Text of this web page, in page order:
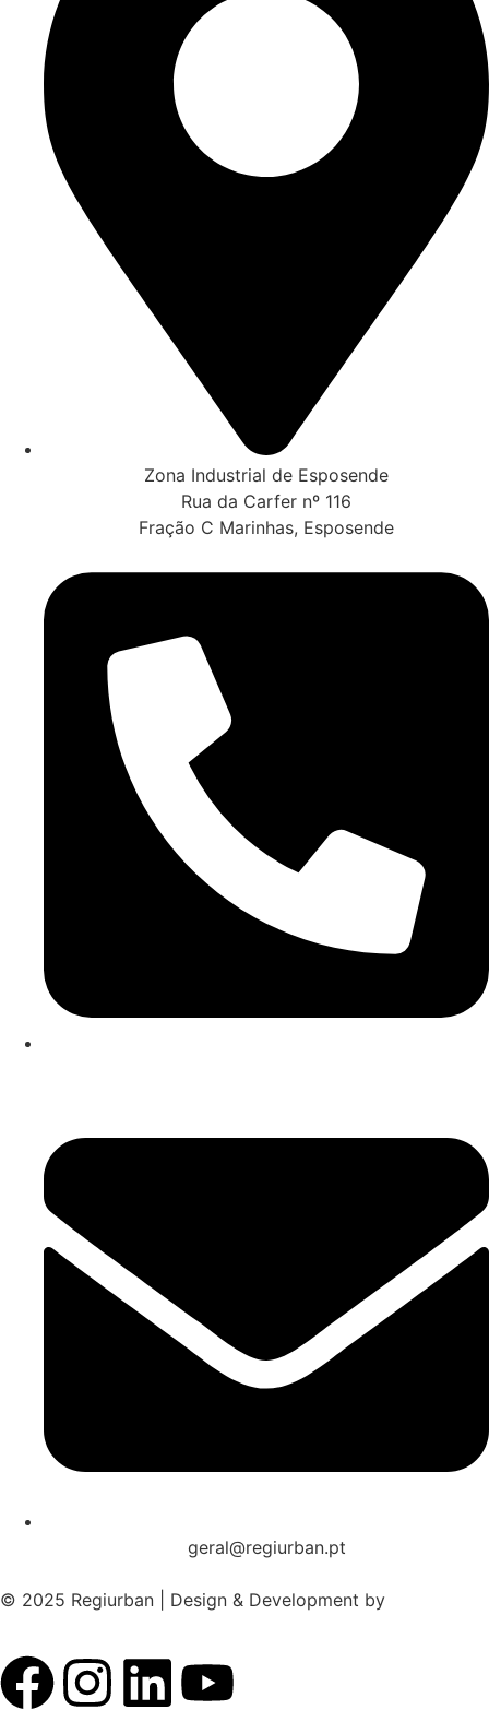
Zona Industrial de Esposende
Rua da Carfer nº 116
Fração C Marinhas, Esposende
geral@regiurban.pt
© 2025 Regiurban | Design & Development by